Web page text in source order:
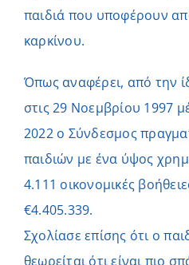
παιδιά που υποφέρουν
καρκίνου.
Όπως αναφέρει, από την
στις 29 Νοεμβρίου 1997
2022 ο Σύνδεσμος
παιδιών με ένα ύψος
4.111 οικονομικές
€4.405.339.
Σχολίασε επίσης ότι ο
θεωρείται ότι είναι πιο